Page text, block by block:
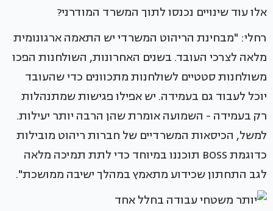
אלו עוד שינויים נכנסו לתוך המשרד המודרני?
רחלי: "מבחינת הריהוט המשרדי יש התאמה ארגונומית
מלאה לצרכי העובד. בשנים האחרונות, השולחנות הפכו
משולחנות סטטיים לשולחנות מתכוונים כדי שהעובד
יוכל לעבוד גם בעמידה. יש אפילו פגישות שמתנהלות
רק בעמידה - השמועה אומרת שהן הרבה יותר יעילות.
למשל, הכיסאות המשרדיים של חברות ריהוט מובילות
כדוגמת BOSS תוכננו במיוחד כדי לתת תמיכה מלאה
לגב התחתון שכידוע מתאמץ במהלך ישיבה ממושכת".